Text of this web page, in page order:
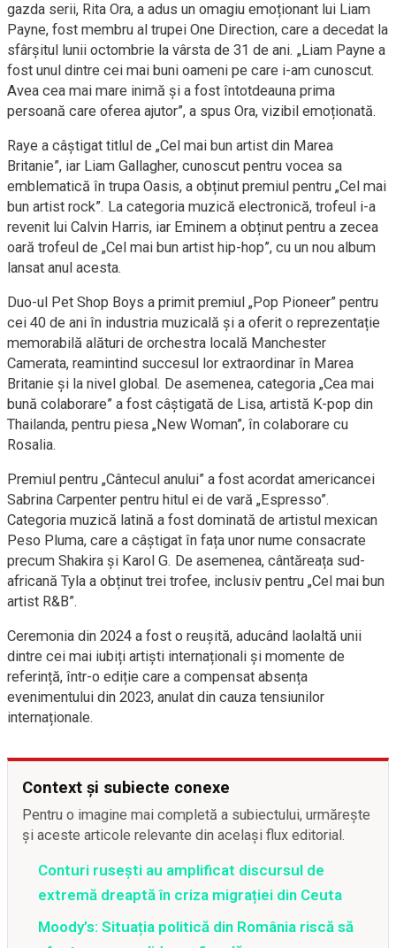
gazda serii, Rita Ora, a adus un omagiu emoționant lui Liam
Payne, fost membru al trupei One Direction, care a decedat la
sfârșitul lunii octombrie la vârsta de 31 de ani. „Liam Payne a
fost unul dintre cei mai buni oameni pe care i-am cunoscut.
Avea cea mai mare inimă și a fost întotdeauna prima
persoană care oferea ajutor”, a spus Ora, vizibil emoționată.
Raye a câștigat titlul de „Cel mai bun artist din Marea
Britanie”, iar Liam Gallagher, cunoscut pentru vocea sa
emblematică în trupa Oasis, a obținut premiul pentru „Cel mai
bun artist rock”. La categoria muzică electronică, trofeul i-a
revenit lui Calvin Harris, iar Eminem a obținut pentru a zecea
oară trofeul de „Cel mai bun artist hip-hop”, cu un nou album
lansat anul acesta.
Duo-ul Pet Shop Boys a primit premiul „Pop Pioneer” pentru
cei 40 de ani în industria muzicală și a oferit o reprezentație
memorabilă alături de orchestra locală Manchester
Camerata, reamintind succesul lor extraordinar în Marea
Britanie și la nivel global. De asemenea, categoria „Cea mai
bună colaborare” a fost câștigată de Lisa, artistă K-pop din
Thailanda, pentru piesa „New Woman”, în colaborare cu
Rosalia.
Premiul pentru „Cântecul anului” a fost acordat americancei
Sabrina Carpenter pentru hitul ei de vară „Espresso”.
Categoria muzică latină a fost dominată de artistul mexican
Peso Pluma, care a câștigat în fața unor nume consacrate
precum Shakira și Karol G. De asemenea, cântăreața sud-
africană Tyla a obținut trei trofee, inclusiv pentru „Cel mai bun
artist R&B”.
Ceremonia din 2024 a fost o reușită, aducând laolaltă unii
dintre cei mai iubiți artiști internaționali și momente de
referință, într-o ediție care a compensat absența
evenimentului din 2023, anulat din cauza tensiunilor
internaționale.
Context și subiecte conexe
Pentru o imagine mai completă a subiectului, urmărește
și aceste articole relevante din același flux editorial.
Conturi rusești au amplificat discursul de
extremă dreaptă în criza migrației din Ceuta
Moody’s: Situația politică din România riscă să